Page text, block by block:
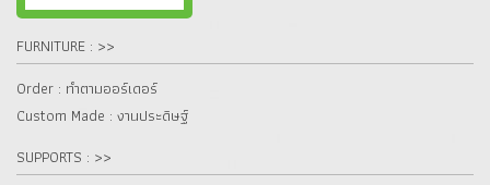
FURNITURE : >>
Order : ทำตามออร์เดอร์
Custom Made : งานประดิษฐ์
SUPPORTS : >>